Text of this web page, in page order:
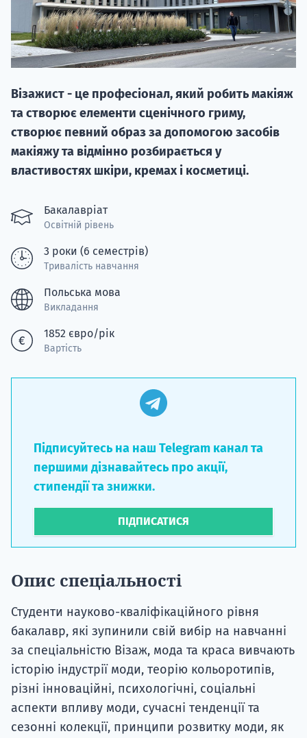
Візажист - це професіонал, який робить макіяж
та створює елементи сценічного гриму,
створює певний образ за допомогою засобів
макіяжу та відмінно розбирається у
властивостях шкіри, кремах і косметиці.
Бакалавріат
Освітній рівень
3 роки (6 семестрів)
Тривалість навчання
Польська мова
Викладання
1852 євро/рік
Вартість
Підписуйтесь на наш Telegram канал та
першими дізнавайтесь про акції,
стипендії та знижки.
ПІДПИСАТИСЯ
Опис спеціальності
Студенти науково-кваліфікаційного рівня
бакалавр, які зупинили свій вибір на навчанні
за спеціальністю Візаж, мода та краса вивчають
історію індустрії моди, теорію кольоротипів,
різні інноваційні, психологічні, соціальні
аспекти впливу моди, сучасні тенденції та
сезонні колекції, принципи розвитку моди, як
"Навчання
НАБІР